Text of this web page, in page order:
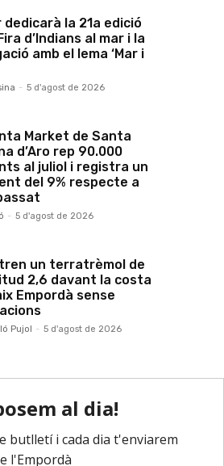
dedicarà la 21a edició
d’Indians al mar i la
amb el lema ‘Mar i
- 5 d'agost de 2026
Market de Santa
d’Aro rep 90.000
al juliol i registra un
del 9% respecte a
- 5 d'agost de 2026
un terratrèmol de
2,6 davant la costa
Empordà sense
Pujol - 5 d'agost de 2026